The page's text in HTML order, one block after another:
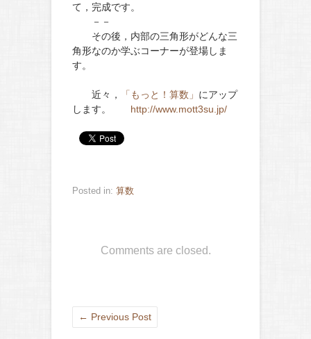
て，完成です。
－－
その後，内部の三角形がどんな三
角形なのか学ぶコーナーが登場しま
す。
近々， 「もっと！算数」 にアップ
します。 http://www.mott3su.jp/
Posted in: 算数
Comments are closed.
← Previous Post